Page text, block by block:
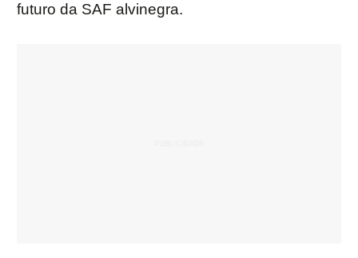
futuro da SAF alvinegra.